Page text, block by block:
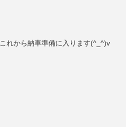
これから納車準備に入ります(^_^)v